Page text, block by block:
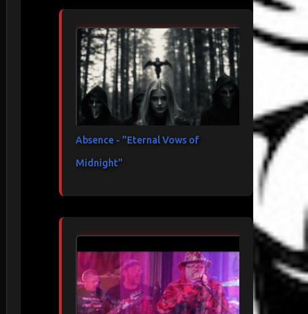
Absence - "Eternal Vows of
Midnight"